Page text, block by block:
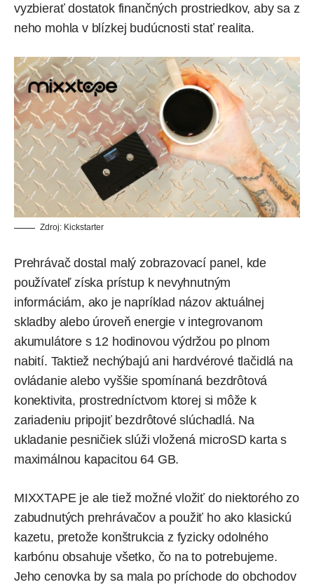
vyzbierať dostatok finančných prostriedkov, aby sa z
neho mohla v blízkej budúcnosti stať realita.
Zdroj: Kickstarter
Prehrávač dostal malý zobrazovací panel, kde
používateľ získa prístup k nevyhnutným
informáciám, ako je napríklad názov aktuálnej
skladby alebo úroveň energie v integrovanom
akumulátore s 12 hodinovou výdržou po plnom
nabití. Taktiež nechýbajú ani hardvérové tlačidlá na
ovládanie alebo vyššie spomínaná bezdrôtová
konektivita, prostredníctvom ktorej si môže k
zariadeniu pripojiť bezdrôtové slúchadlá. Na
ukladanie pesničiek slúži vložená microSD karta s
maximálnou kapacitou 64 GB.
MIXXTAPE je ale tiež možné vložiť do niektorého zo
zabudnutých prehrávačov a použiť ho ako klasickú
kazetu, pretože konštrukcia z fyzicky odolného
karbónu obsahuje všetko, čo na to potrebujeme.
Jeho cenovka by sa mala po príchode do obchodov